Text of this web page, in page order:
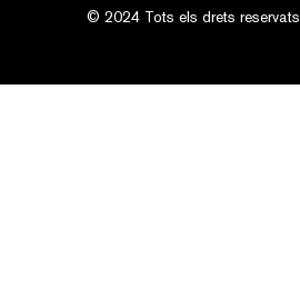
© 2024 Tots els drets reservats